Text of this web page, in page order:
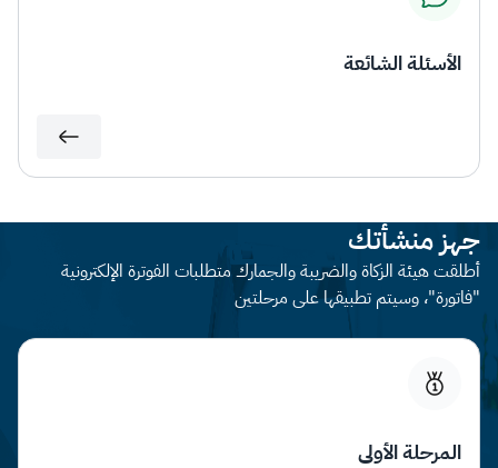
الأسئلة الشائعة
جهز منشأتك
أطلقت هيئة الزكاة والضريبة والجمارك متطلبات الفوترة الإلكترونية
"فاتورة"، وسيتم تطبيقها على مرحلتين
المرحلة الأولى